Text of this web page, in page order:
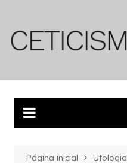
conteúdo
Página inicial
Ufologia